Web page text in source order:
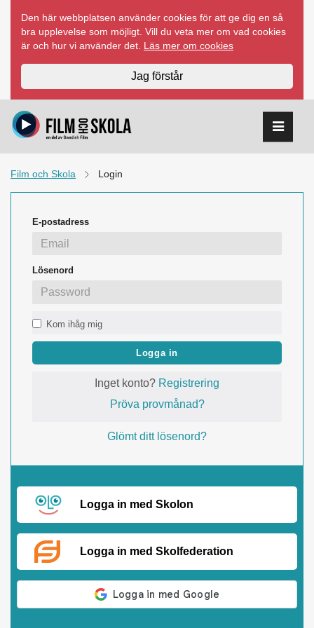
innehåll
Den här webbplatsen använder cookies för att ge dig en så
bra upplevelse som möjligt. Vill du veta mer om vad cookies
är och hur vi använder det. Läs mer om cookies
Jag förstår
Film och Skola Login
E-postadress
Lösenord
Kom ihåg mig
Logga in
Inget konto? Registrering
Pröva provmånad?
Glömt ditt lösenord?
Logga in med Skolon
Logga in med Skolfederation